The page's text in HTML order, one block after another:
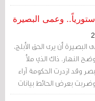
مدرسة أهل البيت.
وعمى البصيرة
أن يرى الحق الأبلج،
النهار. ذاك الذي ملأ
وقد ازدرت الحكومة آراء
بعرض الحائط بيانات
آراء الخبراء الاجتماعيين،